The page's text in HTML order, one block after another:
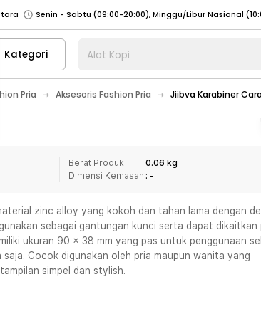
Barat
Senin - Jumat (07:00 - 20:00), Sabtu - Minggu
Senin - Jumat (08:00 - 20:00), Sabtu - Minggu/ Libur
Senin - Jumat (08:00 - 20:00), Sabtu - Minggu/ Libur
Senin - Sabtu (09:00-20:00), Minggu/Libur Nasional
Senin - Sabtu (09:00-20:00), Minggu/Libur Nasional
Barat
Senin - Jumat (07:00 - 20:00), Sabtu - Minggu
Senin - Jumat (08:00 - 20:00), Sabtu - Minggu/ Libur
Kategori Alat Kopi
Pria Aksesoris Fashion Pria Jiibva Karabiner
Berat Produk
0.06 kg
Dimensi Kemasan : -
zinc alloy yang kokoh dan tahan lama dengan
sebagai gantungan kunci serta dapat dikaitkan
ukuran 90 x 38 mm yang pas untuk penggunaan
saja. Cocok digunakan oleh pria maupun wanita yang
simpel dan stylish.